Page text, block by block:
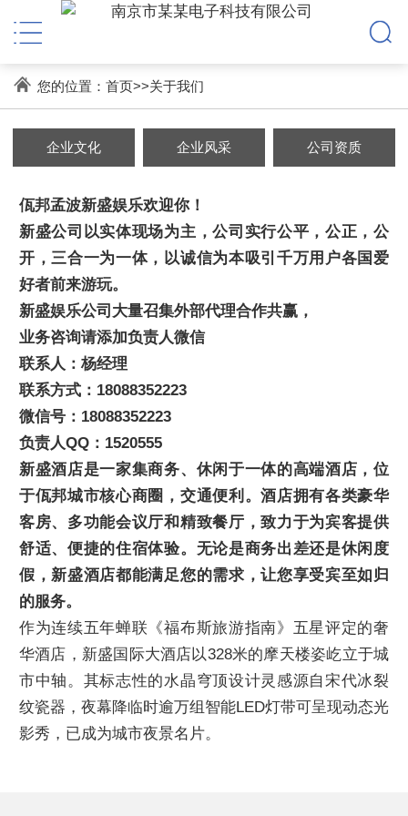
您的位置： 首页>>关于我们
企业文化 企业风采 公司资质
佤邦孟波新盛娱乐欢迎你！
新盛公司以实体现场为主，公司实行公平，公正，公
开，三合一为一体，以诚信为本吸引千万用户各国爱
好者前来游玩。
新盛娱乐公司大量召集外部代理合作共赢，
业务咨询请添加负责人微信
联系人：杨经理
联系方式：18088352223
微信号：18088352223
负责人QQ：1520555
新盛酒店是一家集商务、休闲于一体的高端酒店，位
于佤邦城市核心商圈，交通便利。酒店拥有各类豪华
客房、多功能会议厅和精致餐厅，致力于为宾客提供
舒适、便捷的住宿体验。无论是商务出差还是休闲度
假，新盛酒店都能满足您的需求，让您享受宾至如归
的服务。
作为连续五年蝉联《福布斯旅游指南》五星评定的奢
华酒店，新盛国际大酒店以328米的摩天楼姿屹立于城
市中轴。其标志性的水晶穹顶设计灵感源自宋代冰裂
纹瓷器，夜幕降临时逾万组智能LED灯带可呈现动态光
影秀，已成为城市夜景名片。